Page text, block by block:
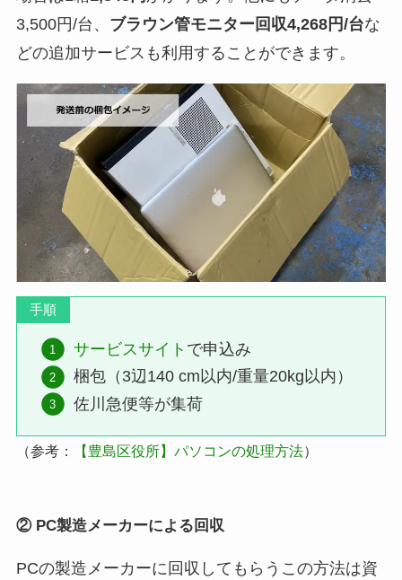
豊島区公式サイト 収集曜日一覧
3,500円/台、 ブラウン管モニター回収4,268円/台な
どの追加サービスも利用することができます。
手順
サービスサイト で申込み
梱包（3辺140 cm以内/重量20kg以内）
佐川急便等が集荷
（参考： 【豊島区役所】パソコンの処理方法）
② PC製造メーカーによる回収
PCの製造メーカーに回収してもらうこの方法は資